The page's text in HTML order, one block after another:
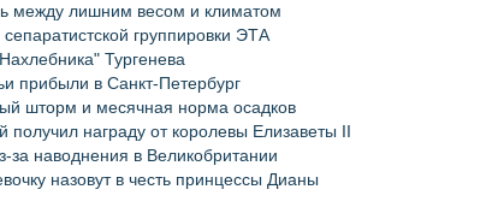
между лишним весом и климатом
группировки ЭТА
Тургенева
прибыли в Санкт-Петербург
шторм и месячная норма осадков
получил награду от королевы Елизаветы II
за наводнения в Великобритании
назовут в честь принцессы Дианы